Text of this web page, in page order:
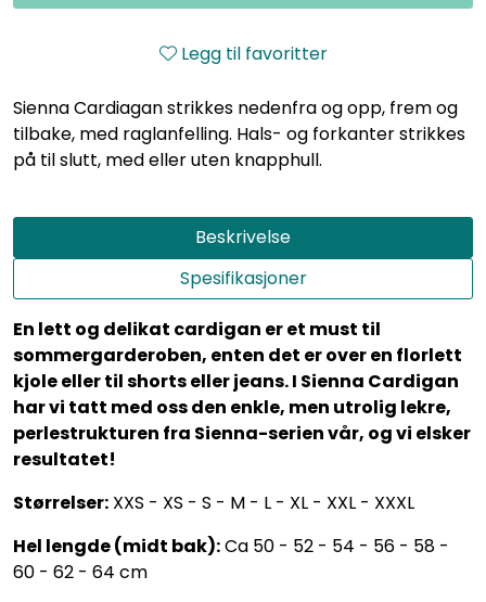
Legg til favoritter
Sienna Cardiagan strikkes nedenfra og opp, frem og
tilbake, med raglanfelling. Hals- og forkanter strikkes
på til slutt, med eller uten knapphull.
Beskrivelse
Spesifikasjoner
En lett og delikat cardigan er et must til
sommergarderoben, enten det er over en florlett
kjole eller til shorts eller jeans. I Sienna Cardigan
har vi tatt med oss den enkle, men utrolig lekre,
perlestrukturen fra Sienna-serien vår, og vi elsker
resultatet!
Størrelser: XXS - XS - S - M - L - XL - XXL - XXXL
Hel lengde (midt bak):Ca 50 - 52 - 54 - 56 - 58 -
60 - 62 - 64 cm